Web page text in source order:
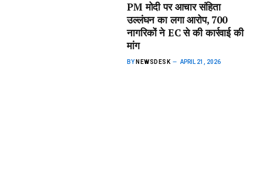
PM मोदी पर आचार संहिता
उल्लंघन का लगा आरोप, 700
नागरिकों ने EC से की कार्रवाई की
मांग
BY NEWSDESK APRIL 21, 2026